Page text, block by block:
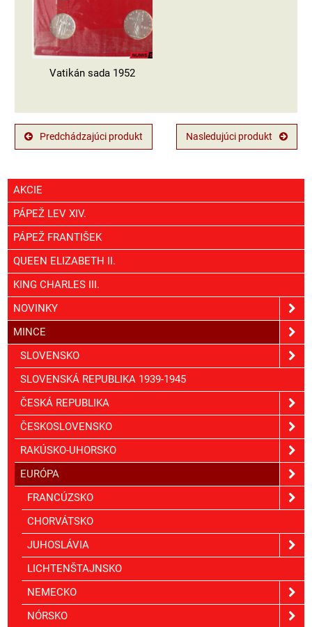
Vatikán sada 1952
Predchádzajúci produkt Nasledujúci produkt
AKCIE
PÁPEŽ LEV XIV.
PÁPEŽ FRANTIŠEK
QUEEN ELIZABETH II.
KING CHARLES III.
NOVINKY
MINCE
SLOVENSKO
SLOVENSKÁ REPUBLIKA 1939-1945
ČESKÁ REPUBLIKA
ČESKOSLOVENSKO
RAKÚSKO-UHORSKO
EURÓPA
FRANCÚZSKO
CHORVÁTSKO
JUHOSLÁVIA
LICHTENŠTAJNSKO
NEMECKO
NÓRSKO